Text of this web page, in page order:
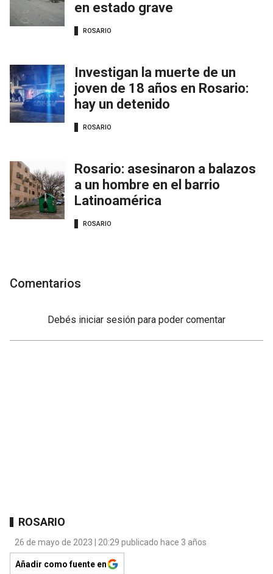
en estado grave
ROSARIO
Investigan la muerte de un
joven de 18 años en Rosario:
hay un detenido
ROSARIO
Rosario: asesinaron a balazos
a un hombre en el barrio
Latinoamérica
ROSARIO
Comentarios
Debés iniciar sesión para poder comentar
ROSARIO
26 de mayo de 2023 | 20:29 publicado hace 3 años
Añadir como fuente en